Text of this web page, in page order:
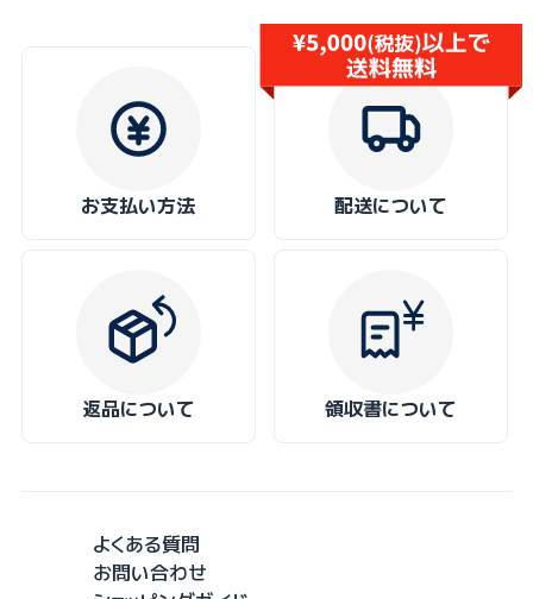
お支払い方法 配送について
返品について 領収書について
よくある質問
お問い合わせ